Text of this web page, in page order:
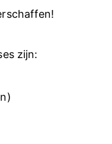
zijn: